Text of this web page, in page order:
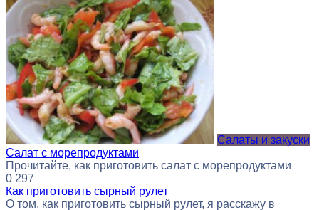
Салаты и закуски
Салат с морепродуктами
Прочитайте, как приготовить салат с морепродуктами
0 297
Как приготовить сырный рулет
О том, как приготовить сырный рулет, я расскажу в